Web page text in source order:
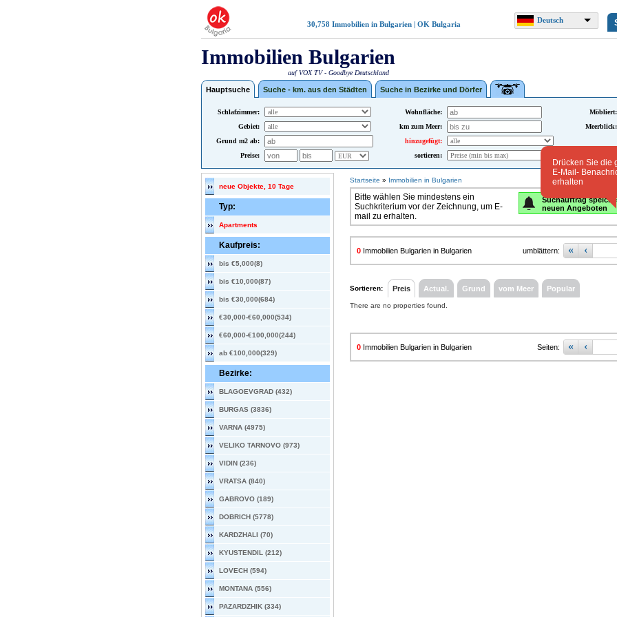
30,758 Immobilien in Bulgarien | OK Bulgaria Deutsch
Immobilien Bulgarien
auf VOX TV - Goodbye Deutschland
Hauptsuche Suche - km. aus den Städten Suche in Bezirke und Dörfer
Schlafzimmer: Wohnfläche:
Möbliert:
Gebiet:
km zum Meer:
Meerblick:
Grund m2 ab:
hinzugefügt:
Preise:
sortieren:
neue Objekte, 10 Tage
Typ:
Apartments
Kaufpreis:
bis €5,000(8)
bis €10,000(87)
bis €30,000(684)
€30,000-€60,000(534)
€60,000-€100,000(244)
ab €100,000(329)
Bezirke:
BLAGOEVGRAD (432)
BURGAS (3836)
VARNA (4975)
VELIKO TARNOVO (973)
VIDIN (236)
VRATSA (840)
GABROVO (189)
DOBRICH (5778)
KARDZHALI (70)
KYUSTENDIL (212)
LOVECH (594)
MONTANA (556)
PAZARDZHIK (334)
Startseite » Immobilien in Bulgarien
Bitte wählen Sie mindestens ein
Suchkriterium vor der Zeichnung, um E-
mail zu erhalten.
Suchauftrag
neuen Angeboten
0 Immobilien Bulgarien in Bulgarien umblättern: « ‹
Sortieren: Preis Actual. Grund vom Meer Popular
There are no properties found.
0 Immobilien Bulgarien in Bulgarien Seiten: « ‹
Drücken Sie die
E-Mail-
erhalten